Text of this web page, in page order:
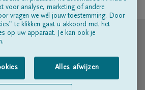
© DELA
Privacyverklaring
voor analyse, marketing of andere
vragen we wél jouw toestemming. Door
te klikken gaat u akkoord met het
op uw apparaat. Je kan ook je
Alles afwijzen